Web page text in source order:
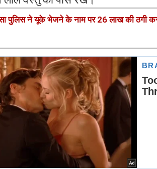
पुलिस ने यूके भेजने के नाम पर 26 लाख की ठगी